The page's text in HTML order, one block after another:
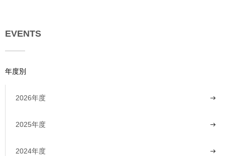
EVENTS
年度別
2026年度
2025年度
2024年度